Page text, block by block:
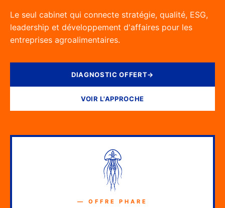
Le seul cabinet qui connecte stratégie, qualité, ESG,
leadership et développement d'affaires pour les
entreprises agroalimentaires.
DIAGNOSTIC OFFERT→
VOIR L'APPROCHE
— OFFRE PHARE